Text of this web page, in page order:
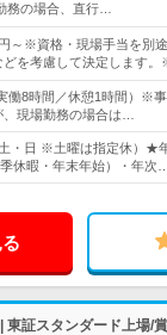
の場合、直行…
～※資格・現場手当を別
どを考慮して決定します
働8時間／休憩1時間）※
現場勤務の場合は…
・日 ※土曜は指定休）★
休暇・年末年始）・年次…
東証スタンダード上場/